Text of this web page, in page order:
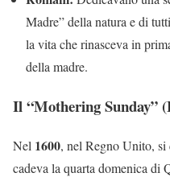
Madre” della natura e di
la vita che rinasceva in
della madre.
Il “Mothering Sunday”
Nel 1600, nel Regno Unito,
cadeva la quarta domenica di